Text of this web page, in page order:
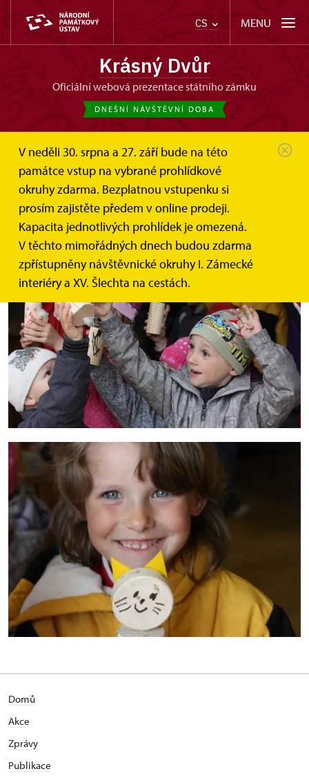
CS MENU
Krásný Dvůr
oficiální webová prezentace státního zámku
DNEŠNÍ NÁVŠTĚVNÍ DOBA
V neděli 30. srpna a 27. září bude na této
památce vstup na vybrané prohlídkové
okruhy zdarma. Bezplatnou vstupenku si
prosím zajistěte předem v online prodeji.
Kapacita jednotlivých prohlídek je omezená.
V těchto mimořádných dnech budou zdarma
zpřístupněny návštěvnické okruhy I. Zámecké
interiéry a XV. Šlechta na cestách.
Zámek patří dětem
Domů
Akce
Zprávy
Publikace